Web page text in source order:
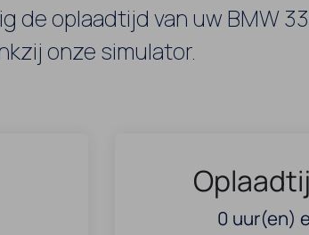
de oplaadtijd van uw BMW
onze simulator.
0 uur(en)